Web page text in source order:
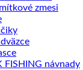
zmesi
FISHING návnady